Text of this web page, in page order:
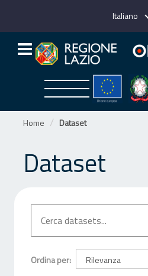
Italiano
Home Dataset
Dataset
Ordina per